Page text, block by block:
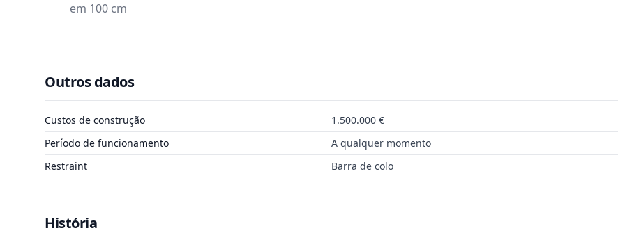
em 100 cm
Outros dados
Custos de construção
1.500.000 €
Período de funcionamento
A qualquer momento
Restraint
Barra de colo
História